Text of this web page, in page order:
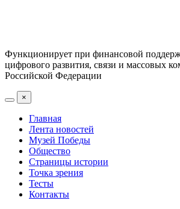
Функционирует при финансовой
цифрового развития, связи и массовых
Российской Федерации
×
Главная
Лента новостей
Музей Победы
Общество
Страницы истории
Точка зрения
Тесты
Контакты